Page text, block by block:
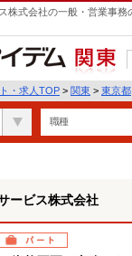
株式会社の一般・営業事
関東
・求人TOP > 関東 > 東京都
職種
ービス株式会社